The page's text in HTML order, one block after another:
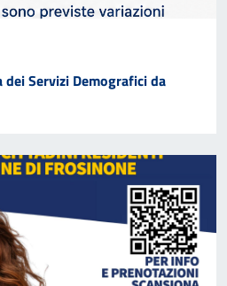
Servizi Demografici da